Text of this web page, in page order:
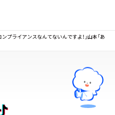
プライアンスなんてないんですよ！」山本「あ